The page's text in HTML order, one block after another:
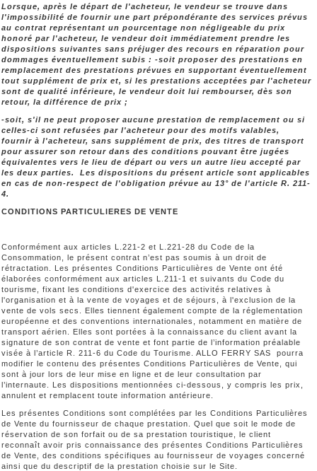
Lorsque, après le départ de l'acheteur, le vendeur se trouve dans
l'impossibilité de fournir une part prépondérante des services prévus
au contrat représentant un pourcentage non négligeable du prix
honoré par l'acheteur, le vendeur doit immédiatement prendre les
dispositions suivantes sans préjuger des recours en réparation pour
dommages éventuellement subis : -soit proposer des prestations en
remplacement des prestations prévues en supportant éventuellement
tout supplément de prix et, si les prestations acceptées par l'acheteur
sont de qualité inférieure, le vendeur doit lui rembourser, dès son
retour, la différence de prix ;
-soit, s'il ne peut proposer aucune prestation de remplacement ou si
celles-ci sont refusées par l'acheteur pour des motifs valables,
fournir à l'acheteur, sans supplément de prix, des titres de transport
pour assurer son retour dans des conditions pouvant être jugées
équivalentes vers le lieu de départ ou vers un autre lieu accepté par
les deux parties. Les dispositions du présent article sont applicables
en cas de non-respect de l'obligation prévue au 13° de l'article R. 211-
4.
CONDITIONS PARTICULIERES DE VENTE
Conformément aux articles L.221-2 et L.221-28 du Code de la
Consommation, le présent contrat n’est pas soumis à un droit de
rétractation. Les présentes Conditions Particulières de Vente ont été
élaborées conformément aux articles L.211-1 et suivants du Code du
tourisme, fixant les conditions d'exercice des activités relatives à
l'organisation et à la vente de voyages et de séjours, à l'exclusion de la
vente de vols secs. Elles tiennent également compte de la réglementation
européenne et des conventions internationales, notamment en matière de
transport aérien. Elles sont portées à la connaissance du client avant la
signature de son contrat de vente et font partie de l’information préalable
visée à l’article R. 211-6 du Code du Tourisme. ALLO FERRY SAS pourra
modifier le contenu des présentes Conditions Particulières de Vente, qui
sont à jour lors de leur mise en ligne et de leur consultation par
l’internaute. Les dispositions mentionnées ci-dessous, y compris les prix,
annulent et remplacent toute information antérieure.
Les présentes Conditions sont complétées par les Conditions Particulières
de Vente du fournisseur de chaque prestation. Quel que soit le mode de
réservation de son forfait ou de sa prestation touristique, le client
reconnaît avoir pris connaissance des présentes Conditions Particulières
de Vente, des conditions spécifiques au fournisseur de voyages concerné
ainsi que du descriptif de la prestation choisie sur le Site.